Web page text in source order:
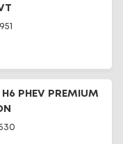
PHEV PREMIUM